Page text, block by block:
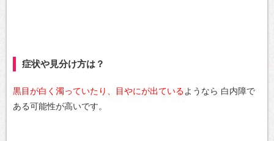
症状や見分け方は？
黒目が白く濁っていたり、目やにが出ているようなら 白内障で
ある可能性が高いです。